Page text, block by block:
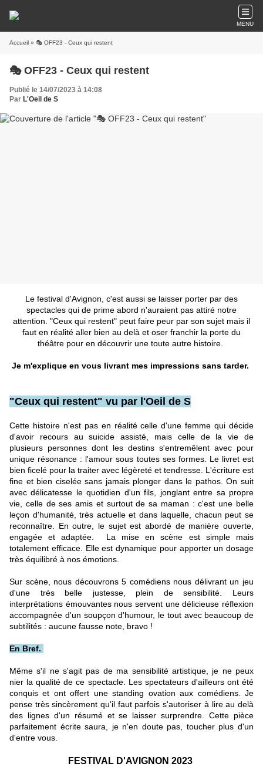
MENU
Accueil » 🎭 OFF23 - Ceux qui restent
🎭 OFF23 - Ceux qui restent
Publié le 14/07/2023 à 14:08
Par L'Oeil de S
Le festival d'Avignon, c'est aussi se laisser porter par des
spectacles qui de prime abord n'auraient pas attiré notre
attention. "Ceux qui restent" peut faire peur par son sujet mais il
faut en réalité aller bien au delà et oser franchir la porte du
théâtre pour en découvrir une toute autre histoire.
Je m'explique en vous livrant mes impressions sans tarder.
"Ceux qui restent" vu par l'Oeil de S
Cette histoire n'est pas en réalité celle d'une femme qui décide
d'avoir recours au suicide assisté, mais celle de la vie de
plusieurs personnes dont les destins s'entremêlent avec pour
unique résonance : l'amour sous toutes ses formes. Le livret est
bien ficelé pour la traiter avec légèreté et tendresse. L'écriture est
fine et bien ciselée sans jamais plonger dans le pathos. On suit
avec délicatesse le quotidien d'un fils, jonglant entre sa propre
vie, celle de ses amis et surtout de sa maman : c'est une belle
leçon d'humanité, très actuelle et dans laquelle, chacun peut se
reconnaître. En outre, le sujet est abordé de manière ouverte,
engagée et adaptée. La mise en scène est simple mais
totalement efficace. Elle est dynamique pour apporter un dosage
très équilibré à nos émotions.
Sur scène, nous découvrons 5 comédiens nous délivrant un jeu
d'une très belle justesse, plein de sensibilité. Leurs
interprétations émouvantes nous servent une délicieuse réflexion
accompagnée d'un soupçon d'humour, le tout avec beaucoup de
subtilités : aucune fausse note, bravo !
En Bref.
Même s'il ne s'agit pas de ma sensibilité artistique, je ne peux
nier la qualité de ce spectacle. Les spectateurs d'ailleurs ont été
conquis et ont offert une standing ovation aux comédiens. Je
pense très sincèrement qu'il faut parfois s'autoriser à lire au delà
des lignes d'un résumé et se laisser surprendre. Cette pièce
parfaitement écrite saura, je n'en doute pas, toucher plus d'un
d'entre vous.
FESTIVAL D'AVIGNON 2023